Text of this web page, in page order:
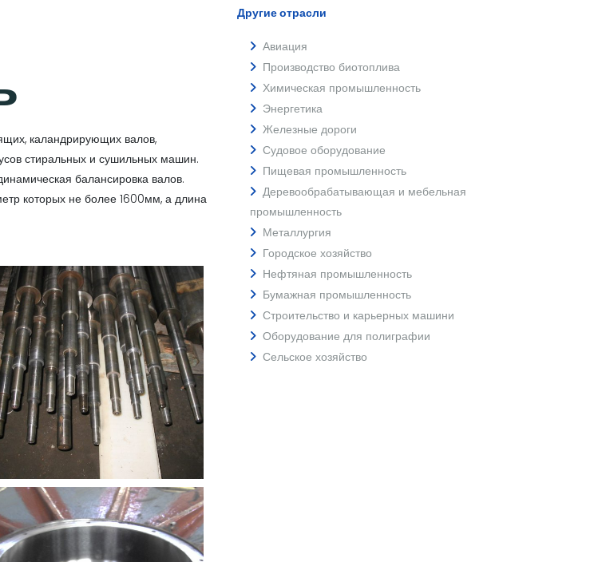
каландрирующих валов,
стиральных и сушильных машин.
балансировка валов.
которых не более 1600мм, а длина
Другие отрасли
Авиация
Производство биотоплива
Химическая промышленность
Энергетика
Железные дороги
Судовое оборудование
Пищевая промышленность
Деревообрабатывающая и мебельная
промышленность
Металлургия
Городское хозяйство
Нефтяная промышленность
Бумажная промышленность
Строительство и карьерных машини
Оборудование для полиграфии
Сельское хозяйство